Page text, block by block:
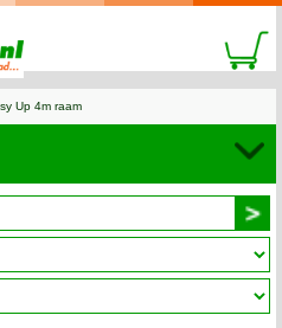
Up 4m raam